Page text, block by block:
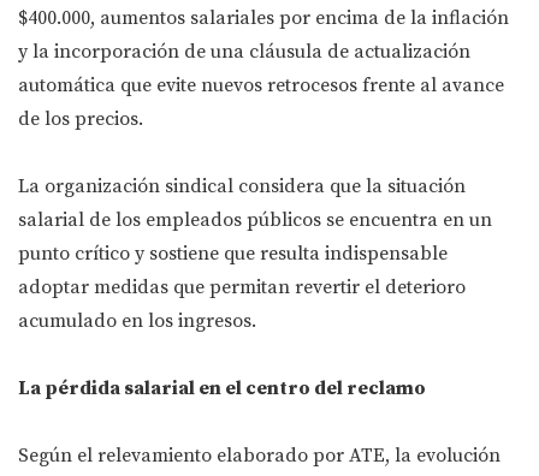
$400.000, aumentos salariales por encima de la inflación
y la incorporación de una cláusula de actualización
automática que evite nuevos retrocesos frente al avance
de los precios.
La organización sindical considera que la situación
salarial de los empleados públicos se encuentra en un
punto crítico y sostiene que resulta indispensable
adoptar medidas que permitan revertir el deterioro
acumulado en los ingresos.
La pérdida salarial en el centro del reclamo
Según el relevamiento elaborado por ATE, la evolución